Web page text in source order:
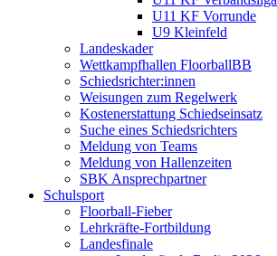
U11 KF Vorrunde
U9 Kleinfeld
Landeskader
Wettkampfhallen FloorballBB
Schiedsrichter:innen
Weisungen zum Regelwerk
Kostenerstattung Schiedseinsatz
Suche eines Schiedsrichters
Meldung von Teams
Meldung von Hallenzeiten
SBK Ansprechpartner
Schulsport
Floorball-Fieber
Lehrkräfte-Fortbildung
Landesfinale